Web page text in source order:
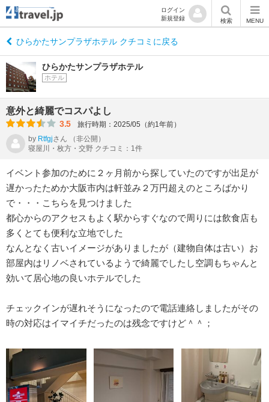
ログイン
新規登録
検索 MENU
ひらかたサンプラザホテル クチコミに戻る
ひらかたサンプラザホテル
ホテル
意外と綺麗でコスパよし
3.5
旅行時期：2025/05（約1年前）
by Rtfgjさん
（非公開）
寝屋川・枚方・交野 クチコミ：1件
イベント参加のために２ヶ月前から探していたのですが出足が
遅かったためか大阪市内は軒並み２万円超えのところばかり
で・・・こちらを見つけました
都心からのアクセスもよく駅からすぐなので周りには飲食店も
多くとても便利な立地でした
なんとなく古いイメージがありましたが（建物自体は古い）お
部屋内はリノベされているようで綺麗でしたし空調もちゃんと
効いて居心地の良いホテルでした
チェックインが遅れそうになったので電話連絡しましたがその
時の対応はイマイチだったのは残念ですけど＾＾；